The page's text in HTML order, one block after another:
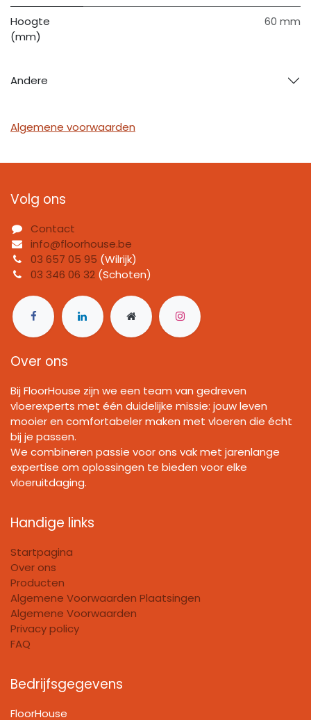
Hoogte
(mm)
60 mm
Andere
Algemene voorwaarden
Volg ons
Contact
info@floorhouse.be
03 657 05 95 (Wilrijk)
03 346 06 32 (Schoten)
Over ons
Bij FloorHouse zijn we een team van gedreven
vloerexperts met één duidelijke missie: jouw leven
mooier en comfortabeler maken met vloeren die écht
bij je passen.
We combineren passie voor ons vak met jarenlange
expertise om oplossingen te bieden voor elke
vloeruitdaging.
Handige links
Startpagina
Over ons
Producten
Algemene Voorwaarden Plaatsingen
Algemene Voorwaarden
Privacy policy
FAQ
Bedrijfsgegevens
FloorHouse